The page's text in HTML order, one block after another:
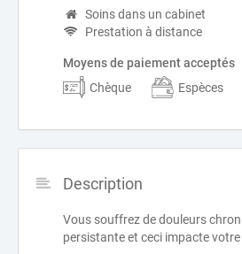
Soins dans un cabinet
Prestation à distance
Moyens de paiement acceptés
Chèque
Espèces
Description
Vous souffrez de douleurs
persistante et ceci impacte votre